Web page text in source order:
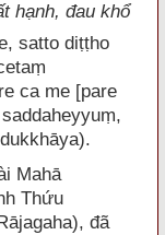
hạnh, đau khổ
satto diṭṭho
ca me [pare
Mahā
Thứu
đã